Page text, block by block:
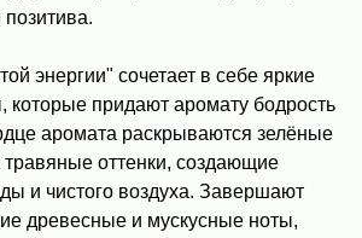
энергии" сочетает в себе яркие
которые придают аромату бодрость
аромата раскрываются зелёные
травяные оттенки, создающие
и чистого воздуха. Завершают
древесные и мускусные ноты,